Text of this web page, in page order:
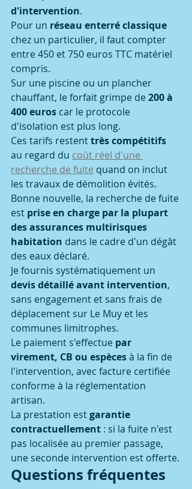
d'intervention.
Pour un réseau enterré classique
chez un particulier, il faut compter
entre 450 et 750 euros TTC matériel
compris.
Sur une piscine ou un plancher
chauffant, le forfait grimpe de 200 à
400 euros car le protocole
d'isolation est plus long.
Ces tarifs restent très compétitifs
au regard du coût réel d'une
recherche de fuite quand on inclut
les travaux de démolition évités.
Bonne nouvelle, la recherche de fuite
est prise en charge par la plupart
des assurances multirisques
habitation dans le cadre d'un dégât
des eaux déclaré.
Je fournis systématiquement un
devis détaillé avant intervention,
sans engagement et sans frais de
déplacement sur Le Muy et les
communes limitrophes.
Le paiement s'effectue par
virement, CB ou espèces à la fin de
l'intervention, avec facture certifiée
conforme à la réglementation
artisan.
La prestation est garantie
contractuellement : si la fuite n'est
pas localisée au premier passage,
une seconde intervention est offerte.
Questions fréquentes